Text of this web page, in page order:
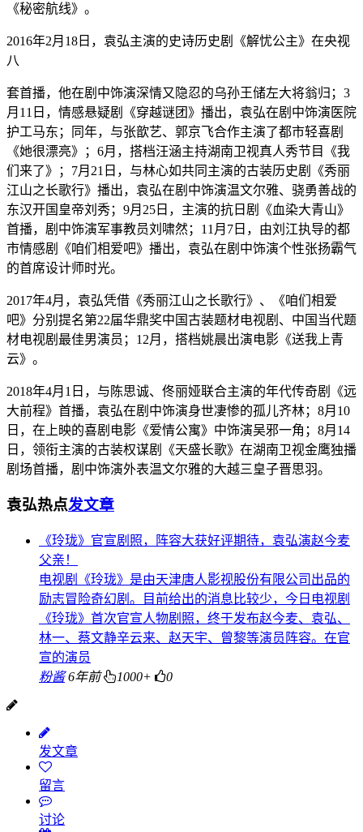
《秘密航线》。
2016年2月18日，袁弘主演的史诗历史剧《解忧公主》在央视
八
套首播，他在剧中饰演深情又隐忍的乌孙王储左大将翁归；3
月11日，情感悬疑剧《穿越谜团》播出，袁弘在剧中饰演医院
护工马东；同年，与张歆艺、郭京飞合作主演了都市轻喜剧
《她很漂亮》；6月，搭档汪涵主持湖南卫视真人秀节目《我
们来了》；7月21日，与林心如共同主演的古装历史剧《秀丽
江山之长歌行》播出，袁弘在剧中饰演温文尔雅、骁勇善战的
东汉开国皇帝刘秀；9月25日，主演的抗日剧《血染大青山》
首播，剧中饰演军事教员刘啸然；11月7日，由刘江执导的都
市情感剧《咱们相爱吧》播出，袁弘在剧中饰演个性张扬霸气
的首席设计师时光。
2017年4月，袁弘凭借《秀丽江山之长歌行》、《咱们相爱
吧》分别提名第22届华鼎奖中国古装题材电视剧、中国当代题
材电视剧最佳男演员；12月，搭档姚晨出演电影《送我上青
云》。
2018年4月1日，与陈思诚、佟丽娅联合主演的年代传奇剧《远
大前程》首播，袁弘在剧中饰演身世凄惨的孤儿齐林；8月10
日，在上映的喜剧电影《爱情公寓》中饰演吴邪一角；8月14
日，领衔主演的古装权谋剧《天盛长歌》在湖南卫视金鹰独播
剧场首播，剧中饰演外表温文尔雅的大越三皇子晋思羽。
袁弘热点发文章
《玲珑》官宣剧照，阵容大获好评期待，袁弘演赵今麦
父亲！
电视剧《玲珑》是由天津唐人影视股份有限公司出品的
励志冒险奇幻剧。目前给出的消息比较少，今日电视剧
《玲珑》首次官宣人物剧照，终于发布赵今麦、袁弘、
林一、蔡文静辛云来、赵天宇、曾黎等演员阵容。在官
宣的演员
粉酱 6年前 1000+ 0
发文章
留言
讨论